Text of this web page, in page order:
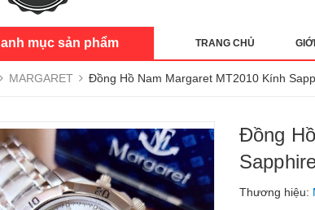
mục sản phẩm TRANG CHỦ
MARGARET Đồng Hồ Nam Margaret MT2010 Kính
Đồng
Thương hiệu: